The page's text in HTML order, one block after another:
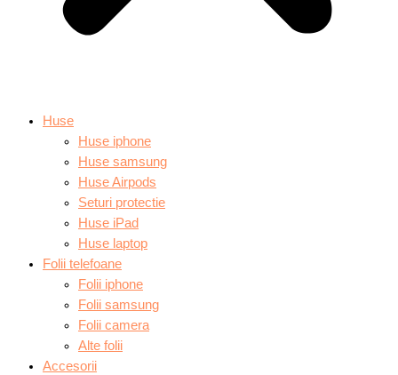
Huse
Huse iphone
Huse samsung
Huse Airpods
Seturi protectie
Huse iPad
Huse laptop
Folii telefoane
Folii iphone
Folii samsung
Folii camera
Alte folii
Accesorii